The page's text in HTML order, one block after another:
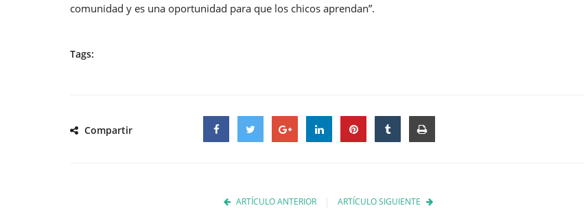
comunidad y es una oportunidad para que los chicos aprendan”.
Tags:
Compartir
ARTÍCULO ANTERIOR ARTÍCULO SIGUIENTE